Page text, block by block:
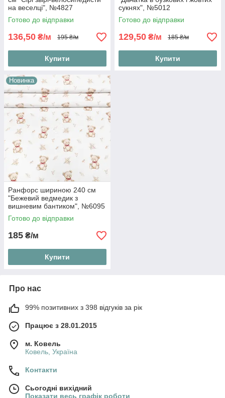
на веселці", №4827
Готово до відправки
136,50 ₴/м 195 ₴/м
Купити
сукнях", №5012
Готово до відправки
129,50 ₴/м 185 ₴/м
Купити
Новинка
Ранфорс шириною 240 см
"Бежевий ведмедик з
вишневим бантиком", №6095
Готово до відправки
185 ₴/м
Купити
Про нас
99% позитивних з 398 відгуків за рік
Працює з 28.01.2015
м. Ковель
Ковель, Україна
Контакти
Сьогодні вихідний
Показати весь графік роботи